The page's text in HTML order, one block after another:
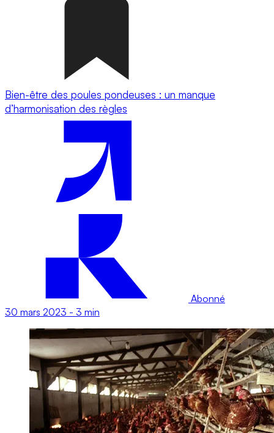
Bien-être des poules pondeuses : un manque
d’harmonisation des règles
Abonné
30 mars 2023 - 3 min